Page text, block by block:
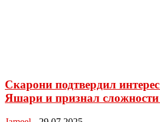
Скарони подтвердил
Яшари и признал сложности